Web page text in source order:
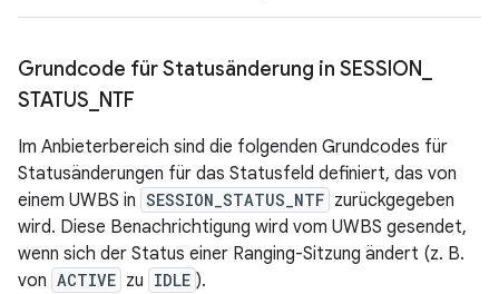
Grundcode für Statusänderung in SESSION
STATUS NTF
Im Anbieterbereich sind die folgenden Grundcodes für
Statusänderungen für das Statusfeld definiert, das von
einem UWBS in SESSION_STATUS_NTF zurückgegeben
wird. Diese Benachrichtigung wird vom UWBS gesendet,
wenn sich der Status einer Ranging-Sitzung ändert (z. B.
von ACTIVE zu IDLE ).